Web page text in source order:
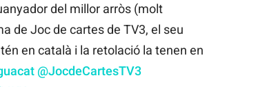
del millor arròs (molt
de Joc de cartes de TV3, el seu
en català i la retolació la tenen en
@JocdeCartesTV3